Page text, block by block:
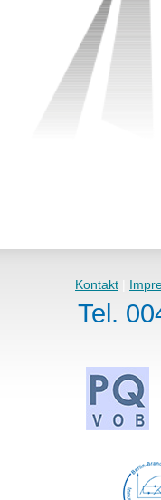
Kontakt
Tel.